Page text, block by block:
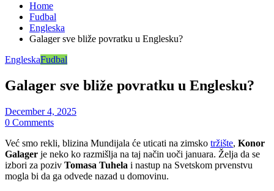
Home
Fudbal
Engleska
Galager sve bliže povratku u Englesku?
EngleskaFudbal
Galager sve bliže povratku u Englesku?
December 4, 2025
0 Comments
Već smo rekli, blizina Mundijala će uticati na zimsko tržište, Konor
Galager je neko ko razmišlja na taj način uoči januara. Želja da se
izbori za poziv Tomasa Tuhela i nastup na Svetskom prvenstvu
mogla bi da ga odvede nazad u domovinu.